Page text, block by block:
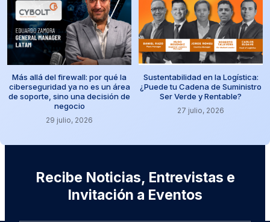
Más allá del firewall: por qué la
ciberseguridad ya no es un área
de soporte, sino una decisión de
negocio
29 julio, 2026
Sustentabilidad en la Logística:
¿Puede tu Cadena de Suministro
Ser Verde y Rentable?
27 julio, 2026
Recibe Noticias, Entrevistas e
Invitación a Eventos